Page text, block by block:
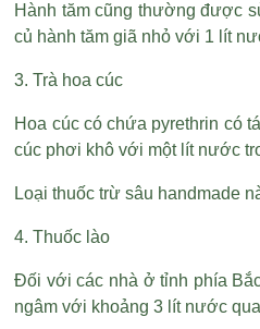
Hành tăm cũng thường được
củ hành tăm giã nhỏ với 1 lít
3. Trà hoa cúc
Hoa cúc có chứa pyrethrin có
cúc phơi khô với một lít nước
Loại thuốc trừ sâu handmade
4. Thuốc lào
Đối với các nhà ở tỉnh phía
ngâm với khoảng 3 lít nước